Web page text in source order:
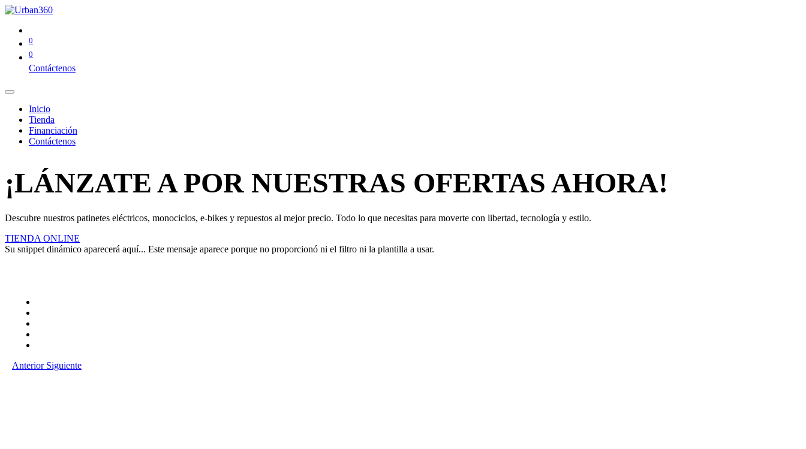
0
0
Contáctenos
Inicio
Tienda
Financiación
Contáctenos
¡LÁNZATE A POR NUESTRAS OFERTAS AHORA!
Descubre nuestros patinetes eléctricos, monociclos, e-bikes y repuestos al mejor precio. Todo lo que necesitas para moverte con libertad, tecnología y estilo.
TIENDA ONLINE
Su snippet dinámico aparecerá aquí... Este mensaje aparece porque no proporcionó ni el filtro ni la plantilla a usar.
Anterior Siguiente